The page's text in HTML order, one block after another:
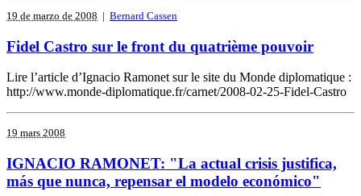
19 de marzo de 2008 | Bernard Cassen
Fidel Castro sur le front du quatrième pouvoir
Lire l’article d’Ignacio Ramonet sur le site du Monde diplomatique :
http://www.monde-diplomatique.fr/carnet/2008-02-25-Fidel-Castro
19 mars 2008
IGNACIO RAMONET: "La actual crisis justifica,
más que nunca, repensar el modelo económico"